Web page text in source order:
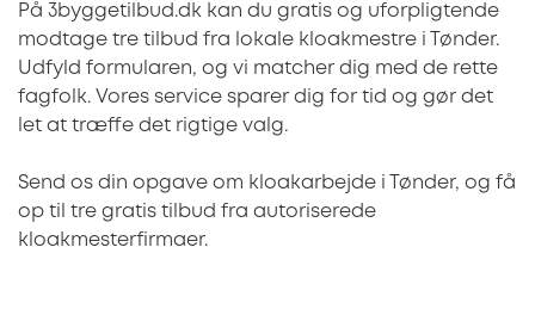
På 3byggetilbud.dk kan du gratis og uforpligtende
modtage tre tilbud fra lokale kloakmestre i Tønder.
Udfyld formularen, og vi matcher dig med de rette
fagfolk. Vores service sparer dig for tid og gør det
let at træffe det rigtige valg.
Send os din opgave om kloakarbejde i Tønder, og få
op til tre gratis tilbud fra autoriserede
kloakmesterfirmaer.